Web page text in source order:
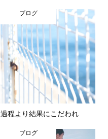
ブログ
過程より結果にこだわれ
ブログ